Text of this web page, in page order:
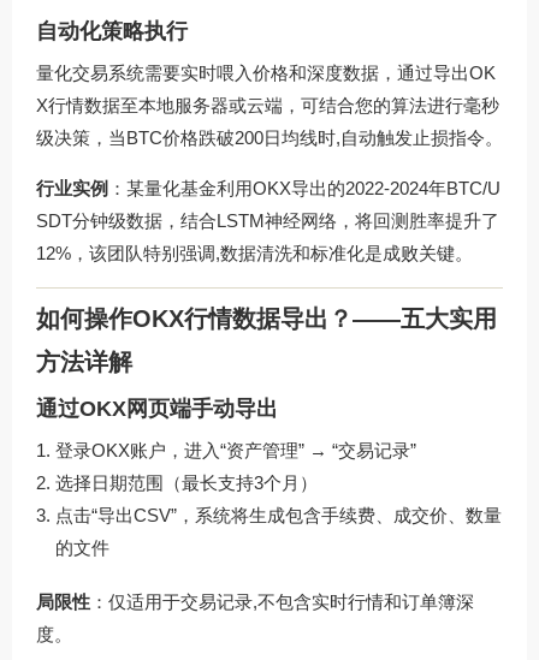
自动化策略执行
量化交易系统需要实时喂入价格和深度数据，通过导出OK
X行情数据至本地服务器或云端，可结合您的算法进行毫秒
级决策，当BTC价格跌破200日均线时,自动触发止损指令。
行业实例 ：某量化基金利用OKX导出的2022-2024年BTC/U
SDT分钟级数据，结合LSTM神经网络，将回测胜率提升了
12%，该团队特别强调,数据清洗和标准化是成败关键。
如何操作OKX行情数据导出？——五大实用
方法详解
通过OKX网页端手动导出
登录OKX账户，进入“资产管理” → “交易记录”
选择日期范围（最长支持3个月）
点击“导出CSV”，系统将生成包含手续费、成交价、数量
的文件
局限性 ：仅适用于交易记录,不包含实时行情和订单簿深
度。